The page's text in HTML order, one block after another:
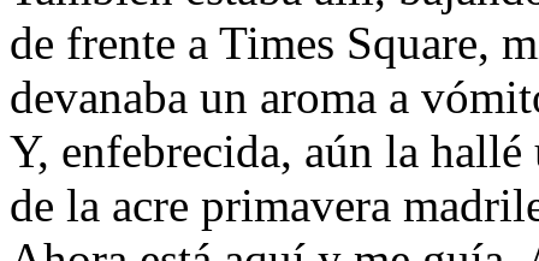
de frente a Times Square,
devanaba un aroma a
Y, enfebrecida, aún la hallé
de la acre primavera